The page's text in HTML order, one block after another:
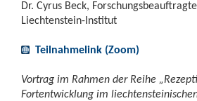
Dr. Cyrus Beck,
Liechtenstein-Institut
Teilnahmelink (Zoom)
Vortrag im Rahmen der Reihe
Fortentwicklung im